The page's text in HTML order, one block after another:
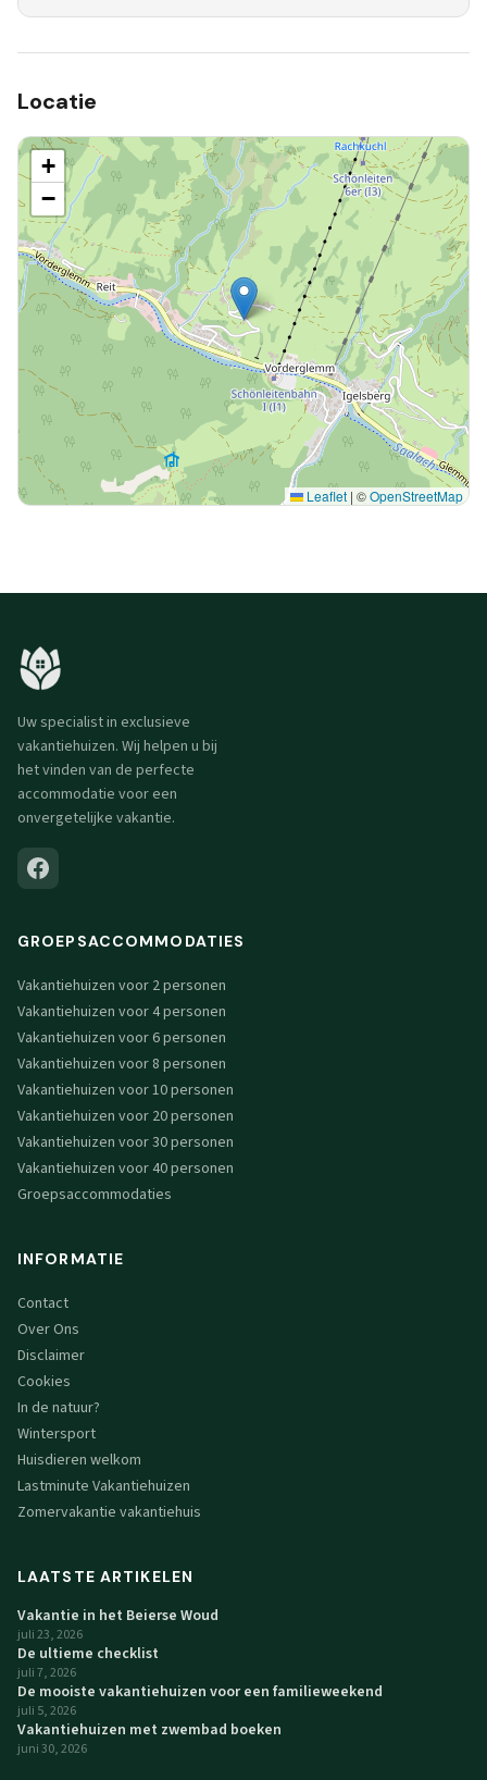
Locatie
+
−
Leaflet | ©OpenStreetMap
Uw specialist in exclusieve
vakantiehuizen. Wij helpen u bij
het vinden van de perfecte
accommodatie voor een
onvergetelijke vakantie.
GROEPSACCOMMODATIES
Vakantiehuizen voor 2 personen
Vakantiehuizen voor 4 personen
Vakantiehuizen voor 6 personen
Vakantiehuizen voor 8 personen
Vakantiehuizen voor 10 personen
Vakantiehuizen voor 20 personen
Vakantiehuizen voor 30 personen
Vakantiehuizen voor 40 personen
Groepsaccommodaties
INFORMATIE
Contact
Over Ons
Disclaimer
Cookies
In de natuur?
Wintersport
Huisdieren welkom
Lastminute Vakantiehuizen
Zomervakantie vakantiehuis
LAATSTE ARTIKELEN
Vakantie in het Beierse Woud
juli 23, 2026
De ultieme checklist
juli 7, 2026
De mooiste vakantiehuizen voor een familieweekend
juli 5, 2026
Vakantiehuizen met zwembad boeken
juni 30, 2026